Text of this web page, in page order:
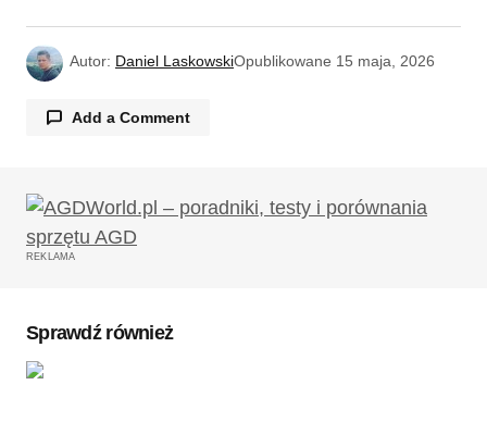
Autor: Daniel LaskowskiOpublikowane 15 maja, 2026
Add a Comment
Twój adres email nie zostanie opublikowany.
Wymagane pola są oznaczone
REKLAMA
Sprawdź również